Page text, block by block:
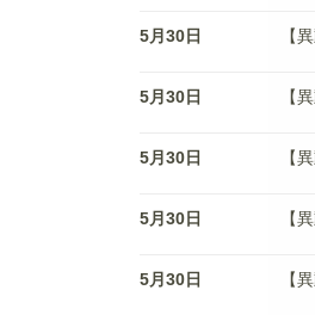
5月30日 【
5月30日 【
5月30日 【
5月30日 【
5月30日 【